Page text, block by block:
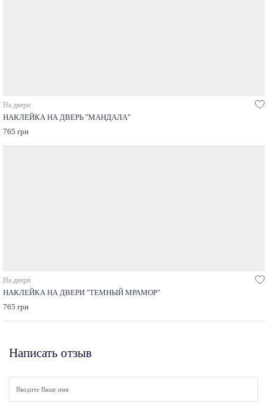
На двери
НАКЛЕЙКА НА ДВЕРЬ "МАНДАЛА"
765 грн
На двери
НАКЛЕЙКА НА ДВЕРИ "ТЕМНЫЙ МРАМОР"
765 грн
Написать отзыв